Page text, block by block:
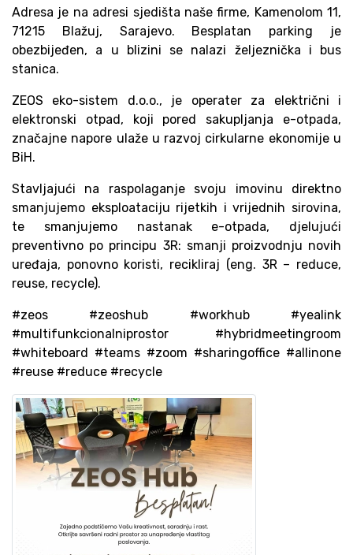
Adresa je na adresi sjedišta naše firme, Kamenolom 11,
71215 Blažuj, Sarajevo. Besplatan parking je
obezbijeđen, a u blizini se nalazi željeznička i bus
stanica.
ZEOS eko-sistem d.o.o., je operater za električni i
elektronski otpad, koji pored sakupljanja e-otpada,
značajne napore ulaže u razvoj cirkularne ekonomije u
BiH.
Stavljajući na raspolaganje svoju imovinu direktno
smanjujemo eksploataciju rijetkih i vrijednih sirovina,
te smanjujemo nastanak e-otpada, djelujući
preventivno po principu 3R: smanji proizvodnju novih
uređaja, ponovno koristi, recikliraj (eng. 3R – reduce,
reuse, recycle).
#zeos #zeoshub #workhub #yealink
#multifunkcionalniprostor #hybridmeetingroom
#whiteboard #teams #zoom #sharingoffice #allinone
#reuse #reduce #recycle